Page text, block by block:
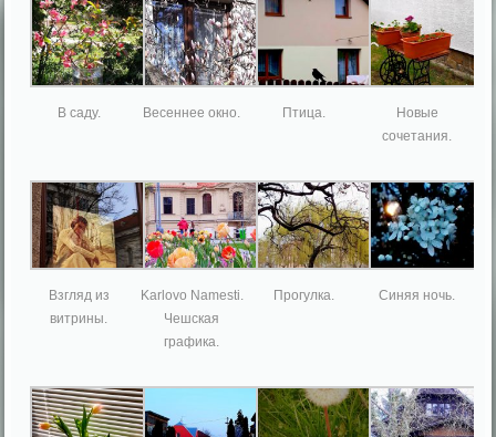
В саду. Весеннее окно. Птица.
Новые
сочетания.
Взгляд из
витрины.
Karlovo Namesti.
Чешская
графика.
Прогулка. Синяя ночь.